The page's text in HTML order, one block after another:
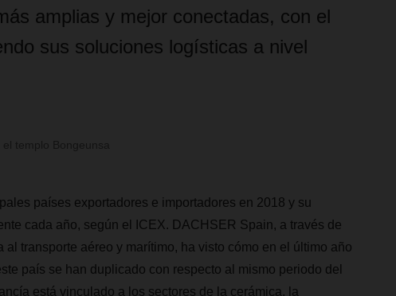
amplias y mejor conectadas, con el
sus soluciones logísticas a nivel
países exportadores e importadores en 2018 y su
cada año, según el ICEX. DACHSER Spain, a través de
transporte aéreo y marítimo, ha visto cómo en el último año
país se han duplicado con respecto al mismo periodo del
está vinculado a los sectores de la cerámica, la